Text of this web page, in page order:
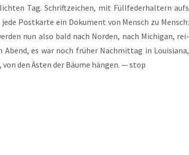
Tag. Schrift­zei­chen, mit Füll­fe­der­hal­tern aufs
Post­kar­te ein Doku­ment von Mensch zu Mensch:
nun also bald nach Nor­den, nach Michi­gan, rei­
Abend, es war noch frü­her Nach­mit­tag in Loui­sia­na,
den Ästen der Bäu­me hän­gen. — stop